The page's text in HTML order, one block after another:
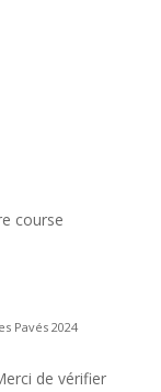
course
Pavés 2024
de vérifier